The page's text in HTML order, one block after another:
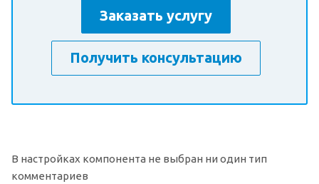
Заказать услугу
Получить консультацию
В настройках компонента не выбран ни один тип
комментариев